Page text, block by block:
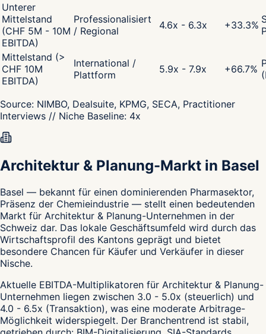
Unterer
Mittelstand
(CHF 5M - 10M
EBITDA)
Professionalisiert
/ Regional
4.6x - 6.3x +33.3%
Mittelstand (>
CHF 10M
EBITDA)
International /
Plattform
5.9x - 7.9x +66.7%
Source: NIMBO, Dealsuite, KPMG, SECA, Practitioner
Interviews // Niche Baseline: 4x
Architektur & Planung-Markt in Basel
Basel — bekannt für einen dominierenden Pharmasektor,
Präsenz der Chemieindustrie — stellt einen bedeutenden
Markt für Architektur & Planung-Unternehmen in der
Schweiz dar. Das lokale Geschäftsumfeld wird durch das
Wirtschaftsprofil des Kantons geprägt und bietet
besondere Chancen für Käufer und Verkäufer in dieser
Nische.
Aktuelle EBITDA-Multiplikatoren für Architektur & Planung-
Unternehmen liegen zwischen 3.0 - 5.0x (steuerlich) und
4.0 - 6.5x (Transaktion), was eine moderate Arbitrage-
Möglichkeit widerspiegelt. Der Branchentrend ist stabil,